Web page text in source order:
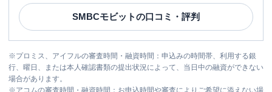
SMBCモビットの口コミ・評判
※プロミス、アイフルの審査時間・融資時間：申込みの時間帯、利用する銀
行、曜日、または本人確認書類の提出状況によって、当日中の融資ができない
場合があります。
※アコムの審査時間・融資時間：お申込時間や審査によりご希望に添えない場